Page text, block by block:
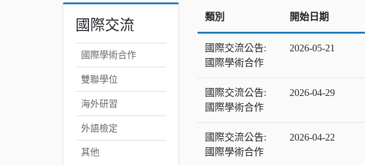
國際交流
國際學術合作
雙聯學位
海外研習
外語檢定
其他
類別 開始日期
國際交流公告:
國際學術合作
2026-05-21
國際交流公告:
國際學術合作
2026-04-29
國際交流公告:
國際學術合作
2026-04-22